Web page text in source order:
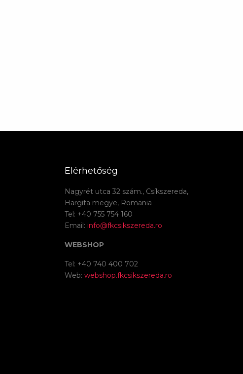
Elérhetőség
Nagyrét utca 32 szám., Csíkszereda,
Hargita megye, Romania
Tel: +40 755 754 160
Email: info@fkcsikszereda.ro
WEBSHOP
Tel: +40 740 400 702
Web: webshop.fkcsikszereda.ro